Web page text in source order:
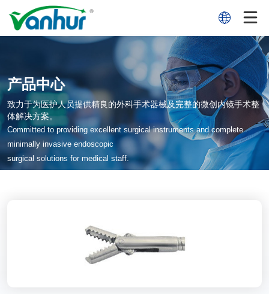
产品中心
致力于为医护人员提供精良的外科手术器械及完整的微创内镜手术整
体解决方案。
Committed to providing excellent surgical instruments and complete
minimally invasive endoscopic
surgical solutions for medical staff.